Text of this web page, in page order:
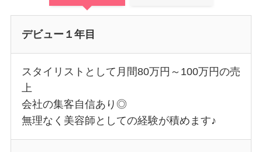
デビュー１年目
スタイリストとして月間80万円～100万円の売
上
会社の集客自信あり◎
無理なく美容師としての経験が積めます♪